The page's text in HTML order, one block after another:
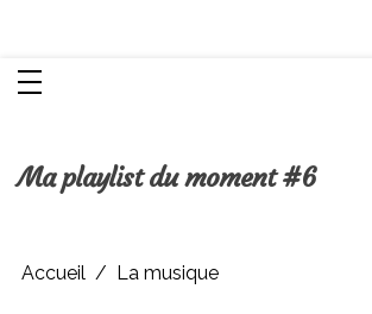
Ma playlist du moment #6
Accueil La musique